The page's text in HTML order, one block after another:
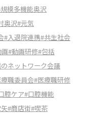
模多機能奥沢
奥沢#元気
#入退院連携#共生社会
#動画研修#包括
ネットワーク会議
職委員会#医療職研修
腔ケア#口腔機能
#商店街#喫茶